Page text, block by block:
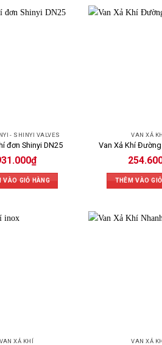
- SHINYI VALVES
đơn Shinyi DN25
₫
VÀO GIỎ HÀNG
VAN XẢ KHÍ
Van Xả Khí
THÊM VÀO
VAN XẢ KHÍ VAN XẢ